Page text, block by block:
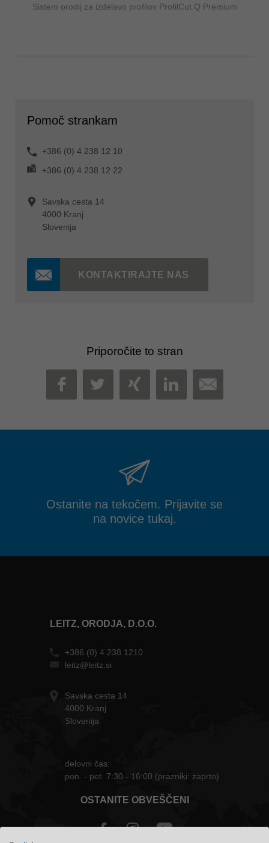
Sistem orodij za izdelavo profilov ProfilCut Q Premium
Pomoč strankam
+386 (0) 4 238 12 10
+386 (0) 4 238 12 22
Savska cesta 14
4000 Kranj
Slovenija
KONTAKTIRAJTE NAS
Priporočite to stran
FACEBOOK
TWITTER
XINGLINKEDIN
MAIL
Ostanite na tekočem. Prijavite se
na novice tukaj.
LEITZ, ORODJA, D.O.O.
+386 (0) 4 238 1210
leitz@leitz.si
Savska cesta 14
4000 Kranj
Slovenija
delovni čas:
pon. - pet. 7:30 - 16:00 (prazniki: zaprto)
OSTANITE OBVEŠČENI